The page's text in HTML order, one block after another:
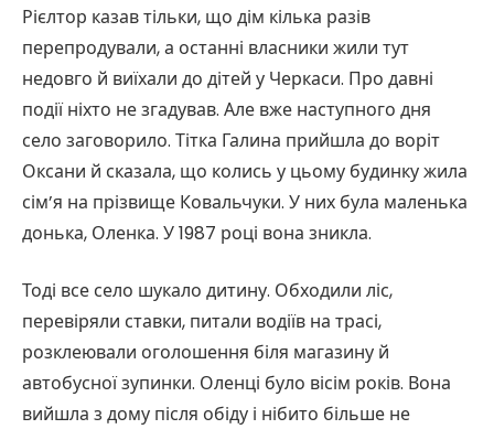
Рієлтор казав тільки, що дім кілька разів
перепродували, а останні власники жили тут
недовго й виїхали до дітей у Черкаси. Про давні
події ніхто не згадував. Але вже наступного дня
село заговорило. Тітка Галина прийшла до воріт
Оксани й сказала, що колись у цьому будинку жила
сім’я на прізвище Ковальчуки. У них була маленька
донька, Оленка. У 1987 році вона зникла.
Тоді все село шукало дитину. Обходили ліс,
перевіряли ставки, питали водіїв на трасі,
розклеювали оголошення біля магазину й
автобусної зупинки. Оленці було вісім років. Вона
вийшла з дому після обіду і нібито більше не